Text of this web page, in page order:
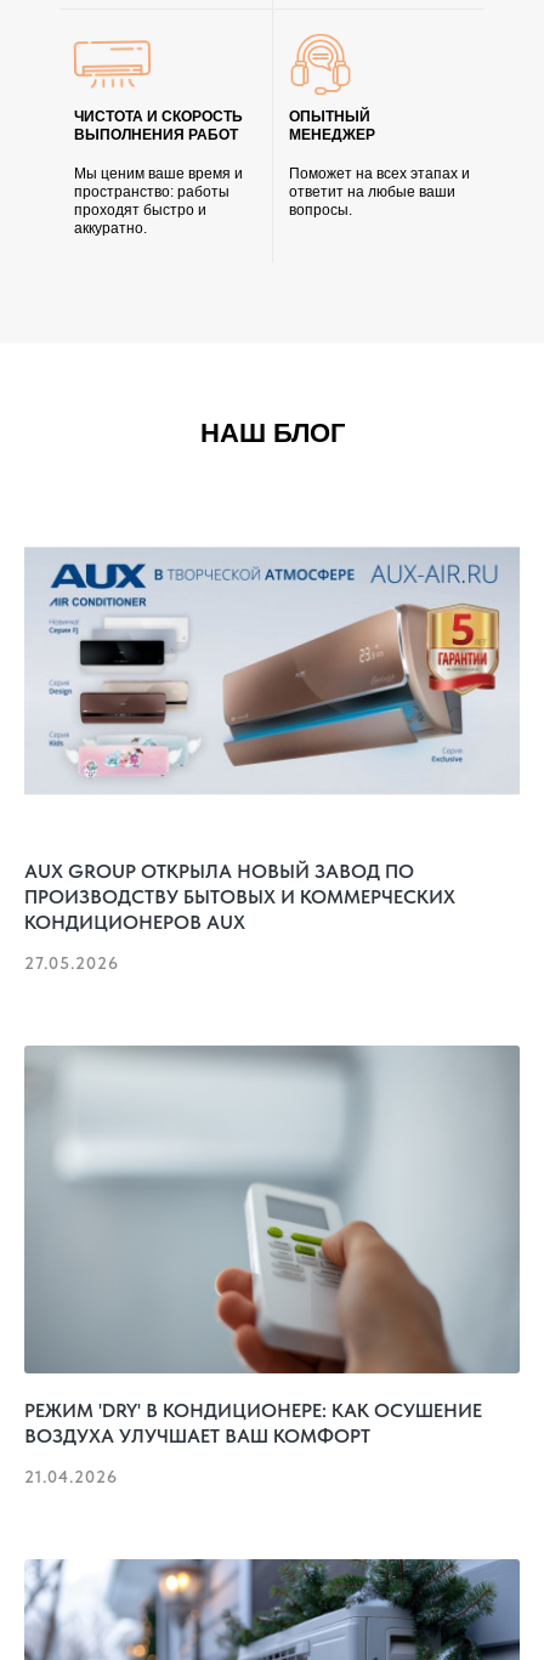
ОПЫТНЫЙ
МЕНЕДЖЕР
ЧИСТОТА И СКОРОСТЬ
ВЫПОЛНЕНИЯ РАБОТ
Мы ценим ваше время и
пространство: работы
проходят быстро и
аккуратно.
Поможет на всех этапах и
ответит на любые ваши
вопросы.
НАШ БЛОГ
AUX GROUP ОТКРЫЛА НОВЫЙ ЗАВОД ПО
ПРОИЗВОДСТВУ БЫТОВЫХ И КОММЕРЧЕСКИХ
КОНДИЦИОНЕРОВ AUX
27.05.2026
РЕЖИМ 'DRY' В КОНДИЦИОНЕРЕ: КАК ОСУШЕНИЕ
ВОЗДУХА УЛУЧШАЕТ ВАШ КОМФОРТ
21.04.2026